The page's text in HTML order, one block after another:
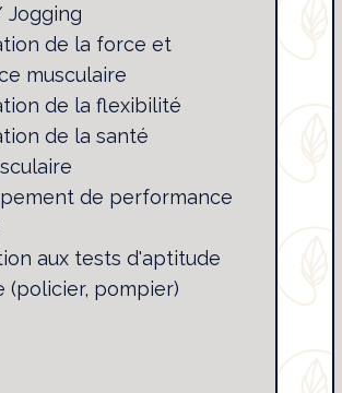
Jogging
de la force et
musculaire
de la flexibilité
de la santé
de performance
aux tests d'aptitude
(policier, pompier)